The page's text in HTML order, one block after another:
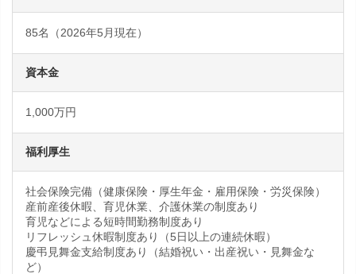
85名（2026年5月現在）
資本金
1,000万円
福利厚生
社会保険完備（健康保険・厚生年金・雇用保険・労災保険）
産前産後休暇、育児休業、介護休業の制度あり
育児などによる短時間勤務制度あり
リフレッシュ休暇制度あり（5日以上の連続休暇）
慶弔見舞金支給制度あり（結婚祝い・出産祝い・見舞金な
ど）